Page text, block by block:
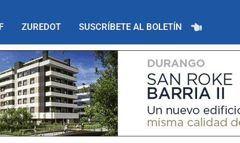
ZUREDOT SUSCRÍBETE AL BOLETÍN